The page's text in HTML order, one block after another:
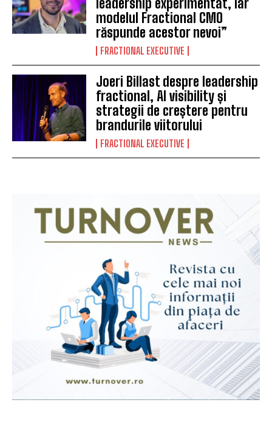
modelul Fractional CMO
răspunde acestor nevoi”
FRACTIONAL EXECUTIVE
Joeri Billast despre leadership
fractional, AI visibility și
strategii de creștere pentru
brandurile viitorului
FRACTIONAL EXECUTIVE